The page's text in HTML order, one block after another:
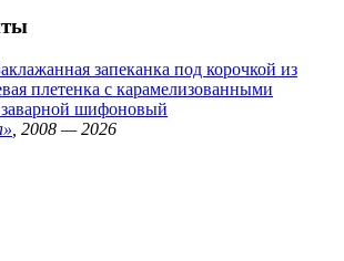
запеканка под корочкой из
плетенка с карамелизованными
шифоновый
, 2008 — 2026